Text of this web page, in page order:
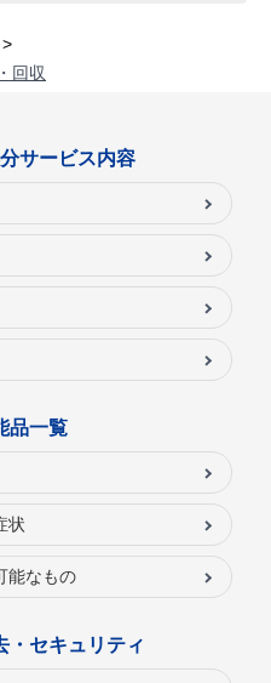
>
回収
サービス内容
品一覧
状
能なもの
・セキュリティ